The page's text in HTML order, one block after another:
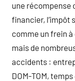
une récompense
financier, l’impôt
comme un frein
mais de
accidents :
DOM-TOM,